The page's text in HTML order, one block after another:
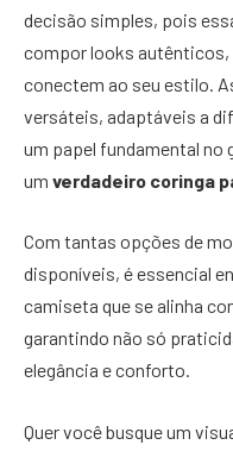
decisão simples, pois
compor looks autênticos,
conectem ao seu estilo.
versáteis, adaptáveis a
um papel fundamental no
um verdadeiro coringa
Com tantas opções de
disponíveis, é essencial
camiseta que se alinha
garantindo não só
elegância e conforto.
Quer você busque um